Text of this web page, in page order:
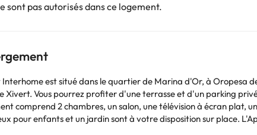
sont pas autorisés dans ce logement.
est situé dans le quartier de Marina d'Or, à Oropesa
Xivert. Vous pourrez profiter d'une terrasse et d'un parking